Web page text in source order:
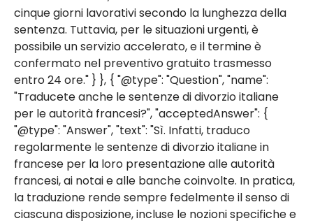
cinque giorni lavorativi secondo la lunghezza della
sentenza. Tuttavia, per le situazioni urgenti, è
possibile un servizio accelerato, e il termine è
confermato nel preventivo gratuito trasmesso
entro 24 ore." } }, { "@type": "Question", "name":
"Traducete anche le sentenze di divorzio italiane
per le autorità francesi?", "acceptedAnswer": {
"@type": "Answer", "text": "Sì. Infatti, traduco
regolarmente le sentenze di divorzio italiane in
francese per la loro presentazione alle autorità
francesi, ai notai e alle banche coinvolte. In pratica,
la traduzione rende sempre fedelmente il senso di
ciascuna disposizione, incluse le nozioni specifiche e